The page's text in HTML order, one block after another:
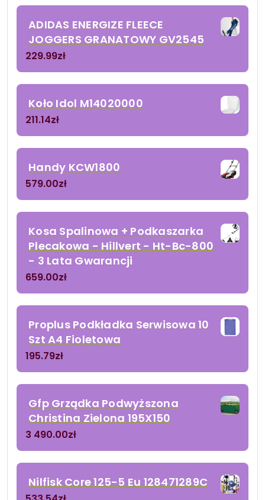
ADIDAS ENERGIZE FLEECE
JOGGERS GRANATOWY GV2545
229.99zł
Koło Idol M14020000
211.14zł
Handy KCW1800
579.00zł
Kosa Spalinowa + Podkaszarka
Plecakowa - Hillvert - Ht-Bc-800
- 3 Lata Gwarancji
659.00zł
Proplus Podkładka Serwisowa 10
Szt A4 Fioletowa
195.79zł
Gfp Grządka Podwyższona
Christina Zielona 195X150
3 490.00zł
Nilfisk Core 125-5 Eu 128471289C